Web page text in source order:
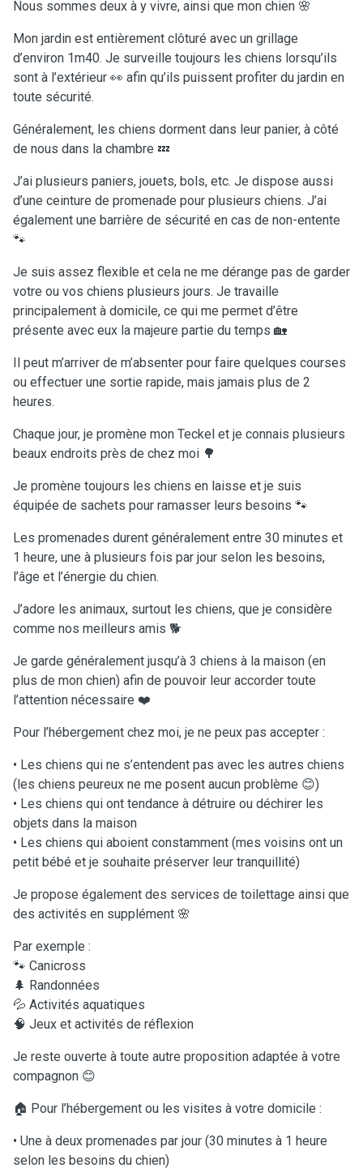
Nous sommes deux à y vivre, ainsi que mon chien 🌸
Mon jardin est entièrement clôturé avec un grillage
d’environ 1m40. Je surveille toujours les chiens lorsqu’ils
sont à l’extérieur 👀 afin qu’ils puissent profiter du jardin en
toute sécurité.
Généralement, les chiens dorment dans leur panier, à côté
de nous dans la chambre 💤
J’ai plusieurs paniers, jouets, bols, etc. Je dispose aussi
d’une ceinture de promenade pour plusieurs chiens. J’ai
également une barrière de sécurité en cas de non-entente
🐾
Je suis assez flexible et cela ne me dérange pas de garder
votre ou vos chiens plusieurs jours. Je travaille
principalement à domicile, ce qui me permet d’être
présente avec eux la majeure partie du temps 🏡
Il peut m’arriver de m’absenter pour faire quelques courses
ou effectuer une sortie rapide, mais jamais plus de 2
heures.
Chaque jour, je promène mon Teckel et je connais plusieurs
beaux endroits près de chez moi 🌳
Je promène toujours les chiens en laisse et je suis
équipée de sachets pour ramasser leurs besoins 🐾
Les promenades durent généralement entre 30 minutes et
1 heure, une à plusieurs fois par jour selon les besoins,
l’âge et l’énergie du chien.
J’adore les animaux, surtout les chiens, que je considère
comme nos meilleurs amis 🐕
Je garde généralement jusqu’à 3 chiens à la maison (en
plus de mon chien) afin de pouvoir leur accorder toute
l’attention nécessaire ❤️
Pour l’hébergement chez moi, je ne peux pas accepter :
• Les chiens qui ne s’entendent pas avec les autres chiens
(les chiens peureux ne me posent aucun problème 😊)
• Les chiens qui ont tendance à détruire ou déchirer les
objets dans la maison
• Les chiens qui aboient constamment (mes voisins ont un
petit bébé et je souhaite préserver leur tranquillité)
Je propose également des services de toilettage ainsi que
des activités en supplément 🌸
Par exemple :
🐾 Canicross
🌲 Randonnées
💦 Activités aquatiques
🧠 Jeux et activités de réflexion
Je reste ouverte à toute autre proposition adaptée à votre
compagnon 😊
🏠 Pour l’hébergement ou les visites à votre domicile :
• Une à deux promenades par jour (30 minutes à 1 heure
selon les besoins du chien)